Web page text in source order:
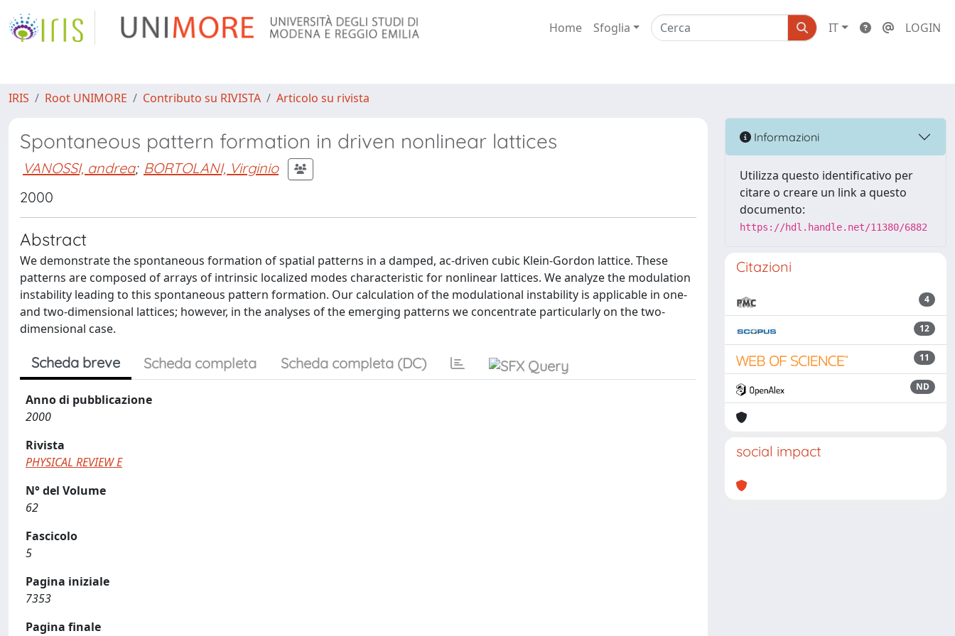
Home Sfoglia IT LOGIN
IRIS Root UNIMORE Contributo su RIVISTA Articolo su rivista
Spontaneous pattern formation in driven nonlinear lattices
VANOSSI, andrea; BORTOLANI, Virginio
2000
Abstract
We demonstrate the spontaneous formation of spatial patterns in a damped, ac-driven cubic Klein-Gordon lattice. These
patterns are composed of arrays of intrinsic localized modes characteristic for nonlinear lattices. We analyze the modulation
instability leading to this spontaneous pattern formation. Our calculation of the modulational instability is applicable in one-
and two-dimensional lattices; however, in the analyses of the emerging patterns we concentrate particularly on the two-
dimensional case.
Scheda breve Scheda completa Scheda completa (DC)
Anno di pubblicazione
2000
Rivista
PHYSICAL REVIEW E
N° del Volume
62
Fascicolo
5
Pagina iniziale
7353
Pagina finale
Informazioni
Utilizza questo identificativo per
citare o creare un link a questo
documento:
https://hdl.handle.net/11380/6882
Citazioni
4
12
11
ND
social impact